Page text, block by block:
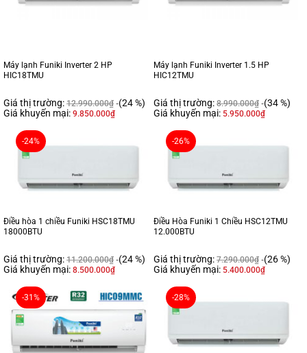
Máy lạnh Funiki Inverter 2 HP
HIC18TMU
Giá thị trường: 12.990.000₫ (24 %)
Giá khuyến mại: 9.850.000₫
Máy lạnh Funiki Inverter 1.5 HP
HIC12TMU
Giá thị trường: 8.990.000₫ (34 %)
Giá khuyến mại: 5.950.000₫
-24%
Điều hòa 1 chiều Funiki HSC18TMU
18000BTU
Giá thị trường: 11.200.000₫ (24 %)
Giá khuyến mại: 8.500.000₫
-26%
Điều Hòa Funiki 1 Chiều HSC12TMU
12.000BTU
Giá thị trường: 7.290.000₫ (26 %)
Giá khuyến mại: 5.400.000₫
-31% -28%